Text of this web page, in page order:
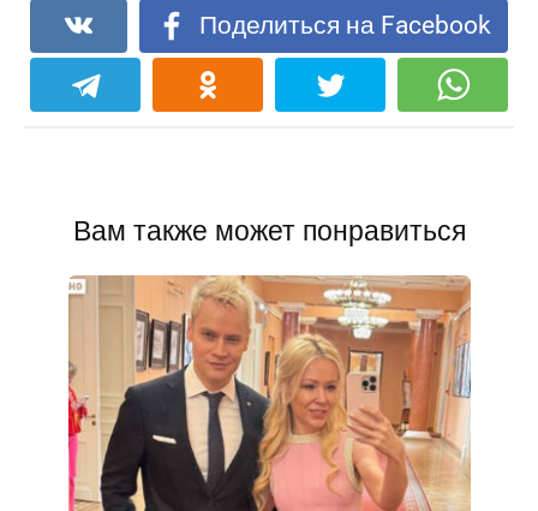
Поделиться на Facebook
Вам также может понравиться